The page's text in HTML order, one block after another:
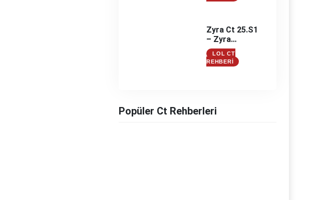
Zyra Ct 25.S1
– Zyra
Counter –
Zyra
Counterleri
LOL CT
REHBERI
Popüler Ct Rehberleri